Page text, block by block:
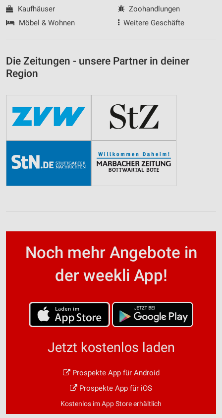
Kaufhäuser
Möbel & Wohnen
Zoohandlungen
Weitere Geschäfte
Die Zeitungen - unsere Partner in deiner
Region
Noch mehr Angebote in
der weekli App!
Jetzt kostenlos laden
Prospekte App für Android
Prospekte App für iOS
Kostenlos im App Store erhältlich